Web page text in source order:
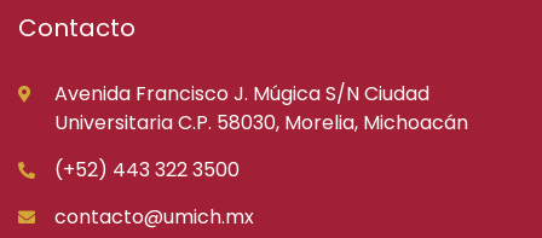
Contacto
Avenida Francisco J. Múgica S/N Ciudad
Universitaria C.P. 58030, Morelia, Michoacán
(+52) 443 322 3500
contacto@umich.mx